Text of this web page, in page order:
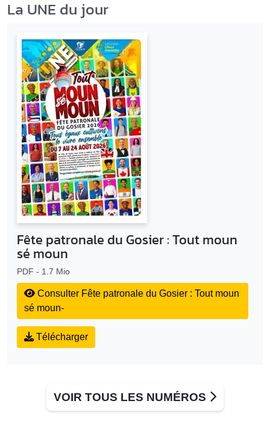
La UNE du jour
Fête patronale du Gosier : Tout moun
sé moun
PDF - 1.7 Mio
Consulter Fête patronale du Gosier : Tout moun
sé moun-
Télécharger
VOIR TOUS LES NUMÉROS